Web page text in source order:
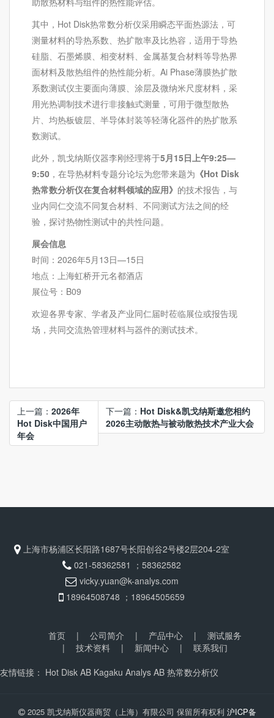
其中，Hot Disk热常数分析仪采用瞬态平面热源法，可
测量材料的导热系数、热扩散率及比热容，适用于导热
硅脂、石墨烯膜、相变材料、金属基复合材料等导热界
面材料及散热组件的热性能分析。Ai Phase薄膜热扩散
系数测试仪主要面向薄膜、涂层及微纳米尺度材料，采
用光热调制技术进行非接触式测量，可用于微型散热
片、均热板镀层、半导体封装等轻薄化器件的热扩散系
数测试。
此外，凯戈纳斯仪器李刚经理将于5月15日上午9:25—
9:50 ，在导热材料专题分论坛为您带来题为 《Hot Disk
热常数分析仪在复合材料领域的应用》 的技术报告，与
业内同仁交流不同复合材料、不同测试方法之间的经
验，探讨热物性测试中的共性问题。
展会信息
时间：2026年5月13日—15日
地点：上海虹桥开元名都酒店
展位号：B09
欢迎各界专家、学者及产业同仁届时莅临展位或报告现
场，共同交流热管理材料与器件的测试技术。
上一篇： 2026年
Hot Disk中国用户
年会
下一篇： Hot Disk&凯戈纳斯邀您相约
2026主动散热与被动散热技术产业大会
上海市杨浦区长阳路1687号长阳创谷2号楼2层204-2室
021-58362581 ；58362582
vicky.yuan@k-analys.com
18964508748 ；18964505659
首页 | 公司简介 | 产品中心 |
测试服务
|
技术资料 | 新闻中心 |
联系我们
友情链接： Hot Disk AB Kagaku Analys AB 热常数分析仪
2025 凯戈纳斯仪器商贸（上海）有限公司 保留所有权利 沪ICP备